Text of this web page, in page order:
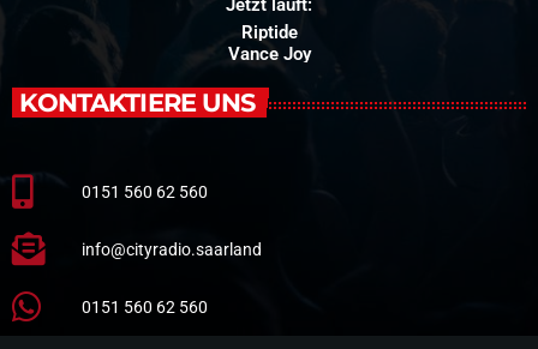
Riptide
Vance Joy
KONTAKTIERE UNS
0151 560 62 560
info@cityradio.saarland
0151 560 62 560